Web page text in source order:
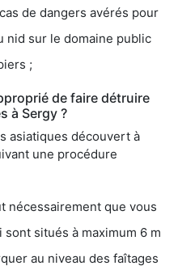
de dangers avérés pour
nid sur le domaine public
;
de faire détruire
à Sergy ?
asiatiques découvert à
une procédure
nécessairement que vous
situés à maximum 6 m
au niveau des faîtages